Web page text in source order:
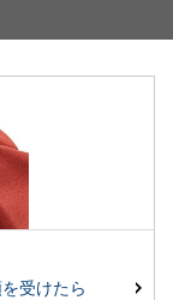
受けたら